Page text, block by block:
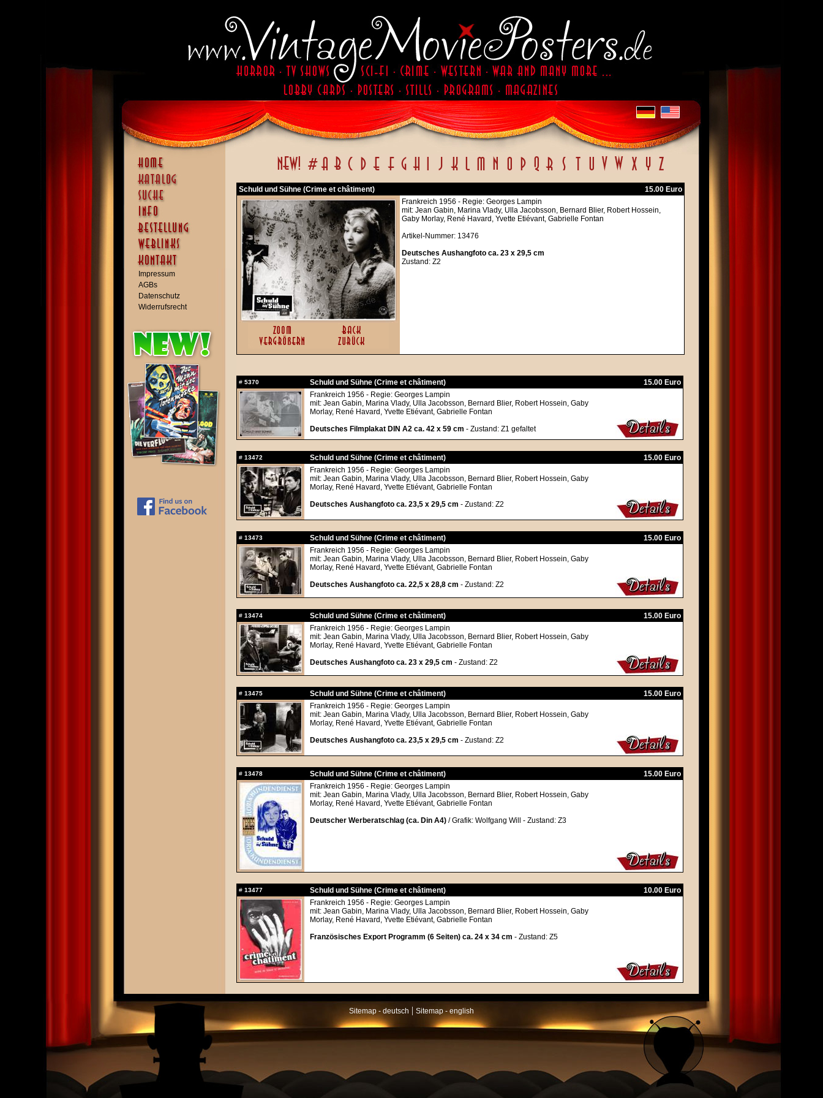
Impressum
AGBs
Datenschutz
Widerrufsrecht
Schuld und Sühne (Crime et châtiment)
15.00 Euro
Frankreich 1956 - Regie: Georges Lampin
mit: Jean Gabin, Marina Vlady, Ulla Jacobsson, Bernard Blier, Robert Hossein,
Gaby Morlay, René Havard, Yvette Etiévant, Gabrielle Fontan
Artikel-Nummer: 13476
Deutsches Aushangfoto ca. 23 x 29,5 cm
Zustand: Z2
# 5370 Schuld und Sühne (Crime et châtiment)
15.00 Euro
Frankreich 1956 - Regie: Georges Lampin
mit: Jean Gabin, Marina Vlady, Ulla Jacobsson, Bernard Blier, Robert Hossein, Gaby
Morlay, René Havard, Yvette Etiévant, Gabrielle Fontan
Deutsches Filmplakat DIN A2 ca. 42 x 59 cm - Zustand: Z1 gefaltet
# 13472 Schuld und Sühne (Crime et châtiment)
15.00 Euro
Frankreich 1956 - Regie: Georges Lampin
mit: Jean Gabin, Marina Vlady, Ulla Jacobsson, Bernard Blier, Robert Hossein, Gaby
Morlay, René Havard, Yvette Etiévant, Gabrielle Fontan
Deutsches Aushangfoto ca. 23,5 x 29,5 cm - Zustand: Z2
# 13473 Schuld und Sühne (Crime et châtiment)
15.00 Euro
Frankreich 1956 - Regie: Georges Lampin
mit: Jean Gabin, Marina Vlady, Ulla Jacobsson, Bernard Blier, Robert Hossein, Gaby
Morlay, René Havard, Yvette Etiévant, Gabrielle Fontan
Deutsches Aushangfoto ca. 22,5 x 28,8 cm - Zustand: Z2
# 13474 Schuld und Sühne (Crime et châtiment)
15.00 Euro
Frankreich 1956 - Regie: Georges Lampin
mit: Jean Gabin, Marina Vlady, Ulla Jacobsson, Bernard Blier, Robert Hossein, Gaby
Morlay, René Havard, Yvette Etiévant, Gabrielle Fontan
Deutsches Aushangfoto ca. 23 x 29,5 cm - Zustand: Z2
# 13475 Schuld und Sühne (Crime et châtiment)
15.00 Euro
Frankreich 1956 - Regie: Georges Lampin
mit: Jean Gabin, Marina Vlady, Ulla Jacobsson, Bernard Blier, Robert Hossein, Gaby
Morlay, René Havard, Yvette Etiévant, Gabrielle Fontan
Deutsches Aushangfoto ca. 23,5 x 29,5 cm - Zustand: Z2
# 13478 Schuld und Sühne (Crime et châtiment)
15.00 Euro
Frankreich 1956 - Regie: Georges Lampin
mit: Jean Gabin, Marina Vlady, Ulla Jacobsson, Bernard Blier, Robert Hossein, Gaby
Morlay, René Havard, Yvette Etiévant, Gabrielle Fontan
Deutscher Werberatschlag (ca. Din A4) / Grafik: Wolfgang Will - Zustand: Z3
# 13477 Schuld und Sühne (Crime et châtiment)
10.00 Euro
Frankreich 1956 - Regie: Georges Lampin
mit: Jean Gabin, Marina Vlady, Ulla Jacobsson, Bernard Blier, Robert Hossein, Gaby
Morlay, René Havard, Yvette Etiévant, Gabrielle Fontan
Französisches Export Programm (6 Seiten) ca. 24 x 34 cm - Zustand: Z5
Sitemap - deutsch | Sitemap - english